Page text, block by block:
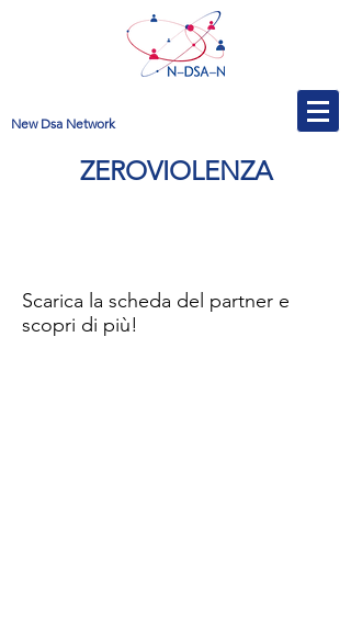
New Dsa Network
ZEROVIOLENZA
Scarica la scheda del partner e
scopri di più!